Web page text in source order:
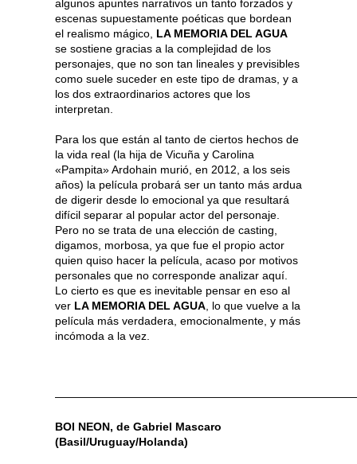
algunos apuntes narrativos un tanto forzados y
escenas supuestamente poéticas que bordean
el realismo mágico, LA MEMORIA DEL AGUA
se sostiene gracias a la complejidad de los
personajes, que no son tan lineales y previsibles
como suele suceder en este tipo de dramas, y a
los dos extraordinarios actores que los
interpretan.
Para los que están al tanto de ciertos hechos de
la vida real (la hija de Vicuña y Carolina
«Pampita» Ardohain murió, en 2012, a los seis
años) la película probará ser un tanto más ardua
de digerir desde lo emocional ya que resultará
difícil separar al popular actor del personaje.
Pero no se trata de una elección de casting,
digamos, morbosa, ya que fue el propio actor
quien quiso hacer la película, acaso por motivos
personales que no corresponde analizar aquí.
Lo cierto es que es inevitable pensar en eso al
ver LA MEMORIA DEL AGUA , lo que vuelve a la
película más verdadera, emocionalmente, y más
incómoda a la vez.
BOI NEON, de Gabriel Mascaro
(Basil/Uruguay/Holanda)